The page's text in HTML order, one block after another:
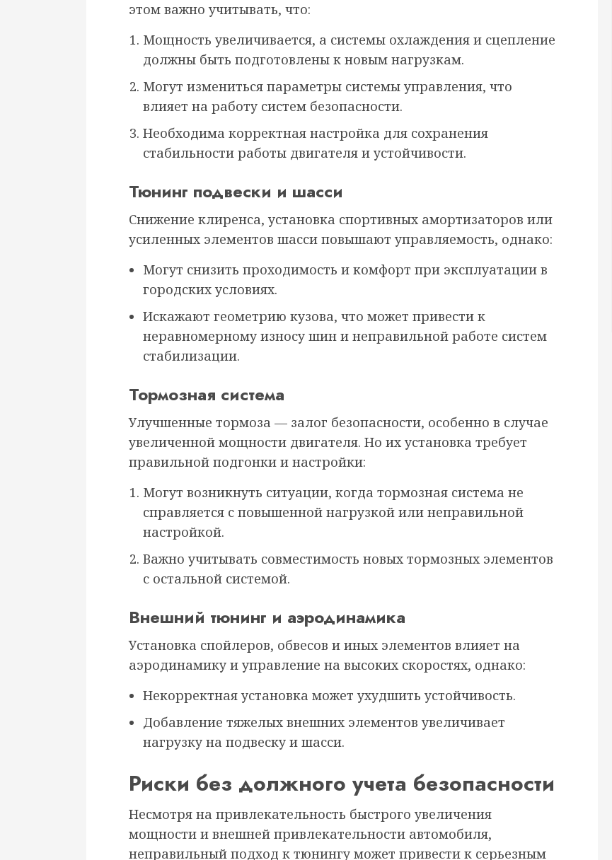
этом важно учитывать, что:
Мощность увеличивается, а системы охлаждения и сцепление
должны быть подготовлены к новым нагрузкам.
Могут измениться параметры системы управления, что
влияет на работу систем безопасности.
Необходима корректная настройка для сохранения
стабильности работы двигателя и устойчивости.
Тюнинг подвески и шасси
Снижение клиренса, установка спортивных амортизаторов или
усиленных элементов шасси повышают управляемость, однако:
Могут снизить проходимость и комфорт при эксплуатации в
городских условиях.
Искажают геометрию кузова, что может привести к
неравномерному износу шин и неправильной работе систем
стабилизации.
Тормозная система
Улучшенные тормоза — залог безопасности, особенно в случае
увеличенной мощности двигателя. Но их установка требует
правильной подгонки и настройки:
Могут возникнуть ситуации, когда тормозная система не
справляется с повышенной нагрузкой или неправильной
настройкой.
Важно учитывать совместимость новых тормозных элементов
с остальной системой.
Внешний тюнинг и аэродинамика
Установка спойлеров, обвесов и иных элементов влияет на
аэродинамику и управление на высоких скоростях, однако:
Некорректная установка может ухудшить устойчивость.
Добавление тяжелых внешних элементов увеличивает
нагрузку на подвеску и шасси.
Риски без должного учета безопасности
Несмотря на привлекательность быстрого увеличения
мощности и внешней привлекательности автомобиля,
неправильный подход к тюнингу может привести к серьезным